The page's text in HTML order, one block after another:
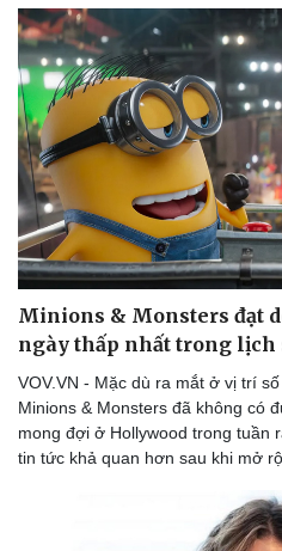
Minions & Monsters đạt
ngày thấp nhất trong lịch
VOV.VN - Mặc dù ra mắt ở vị trí
Minions & Monsters đã không có
mong đợi ở Hollywood trong tuần
tin tức khả quan hơn sau khi mở